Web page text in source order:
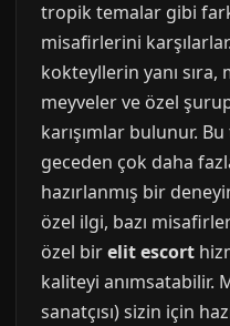
tropik temalar gibi
misafirlerini
kokteyllerin yanı sıra,
meyveler ve özel
karışımlar bulunur.
geceden çok daha
hazırlanmış bir
özel ilgi, bazı
özel birelit escort
kaliteyi anımsatabilir.
sanatçısı) sizin için